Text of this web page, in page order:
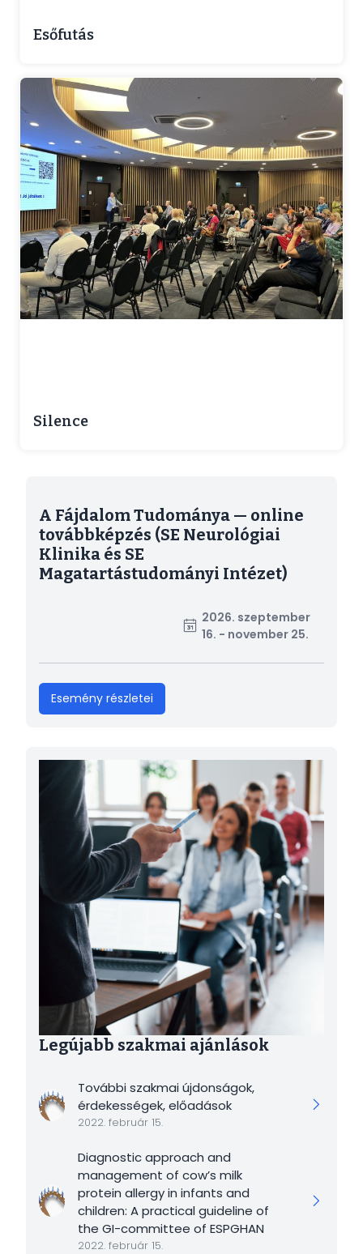
Esőfutás
Silence
A Fájdalom Tudománya — online
továbbképzés (SE Neurológiai
Klinika és SE
Magatartástudományi Intézet)
2026. szeptember
16. - november 25.
Esemény részletei
Legújabb szakmai ajánlások
További szakmai újdonságok,
érdekességek, előadások
2022. február 15.
Diagnostic approach and
management of cow’s milk
protein allergy in infants and
children: A practical guideline of
the GI-committee of ESPGHAN
2022. február 15.